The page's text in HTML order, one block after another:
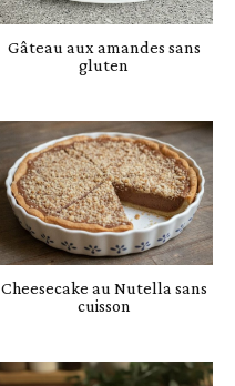
Gâteau aux amandes sans
gluten
Cheesecake au Nutella sans
cuisson